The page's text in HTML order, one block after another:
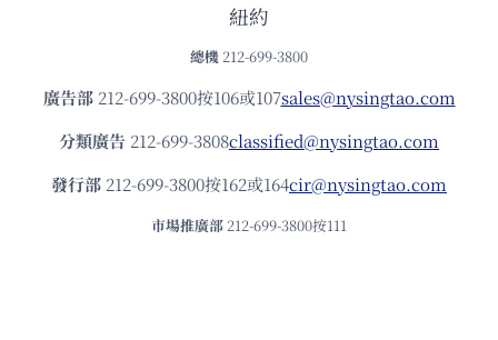
紐約
總機 212-699-3800
廣告部212-699-3800按106或107sales@nysingtao.com
分類廣告 212-699-3808classified@nysingtao.com
發⾏部 212-699-3800按162或164cir@nysingtao.com
市場推廣部 212-699-3800按111